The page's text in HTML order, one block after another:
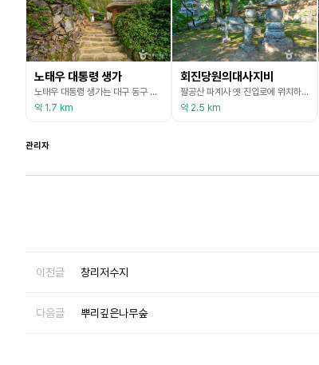
노태우 대통령 생가
노태우 대통령 생가는 대구 동구 신용동 팔공산 기슭에 자리 잡고 있다. 신용동이란 명칭은 신령스러운 용이 하늘로 올라간 용지가 있다고 하여 이름 붙여졌다. 신용동에 위치한 용진마을에 가면 노태우 대통령 생가가 있다. ‘용의 머리’에 자리한 명당이라 하며, 안채와 사랑채, 외양간 등이 소박한 모습으로 남아 있어 살아있는 역사 교육 현장으로 이용되고 있다. 용진마을은 교하 노 씨의 집성촌이기도 하다. 마을 주변은 봄철이면 복사꽃이 만발해 장관을 연출한다.
약 1.7 km
회진당원의대사지비
팔공산 파계사 옛 진입로에 위치하고 있으며, 건립 연도는 1648년(인조 26년) 3월, 회진당 원의대사를 기리기 위해 세워졌다. 비신은 원규형으로 높이 63cm, 폭은 29cm, 두께 10cm의 화강석이다. 비부는 높이 지상 16cm, 가로 59cm, 세로 49cm 타원형의 화강석으로 구성되어 있다. 글씨를 알아볼 수 없을 정도로 심하게 마모되고 비신에 큰 균열이 나 있다.
약 2.5 km
관리자
이전글 창리저수지
다음글 뿌리깊은나무숲